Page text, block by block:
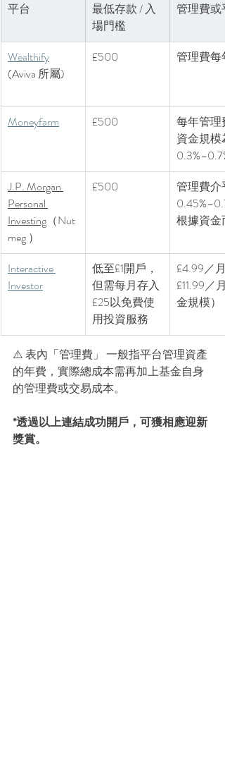
平台
最低存款 / 入
場門檻
管理費或
Wealthify
(Aviva 所屬)
£500 管理費每
Moneyfarm £500
每年管理
資金規模
0.3%–0.7%
J.P. Morgan
Personal
Investing （Nut
meg ）
£500
管理費介
根據資金
Interactive
Investor
低至£1開戶，
但需每月存入
£25以免費使
用投資服務
£4.99／
£11.99／
金規模）
⚠️ 表內「管理費」 一般指平台管理資產
的年費，實際總成本需再加上基金自身
的管理費或交易成本。
*透過以上連結成功開戶，可獲相應迎新
獎賞。